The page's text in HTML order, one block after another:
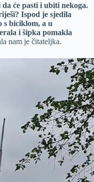
će pasti i ubiti nekoga.
Ispod je sjedila
s biciklom, a u
i šipka pomakla
nam je čitateljka.